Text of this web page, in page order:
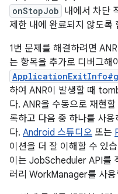
onStopJob 내에서 차단
제한 내에 완료되지 않도록
1번 문제를 해결하려면
는 항목을 추가로 디버그해
하여 ANR이 발생할 때
다. ANR을 수동으로 재현
록하고 다음 중 하나를 사
다. Android 스튜디오 또는
이션을 더 잘 이해할 수 있
이는 JobScheduler API를
러리 WorkManager를 사